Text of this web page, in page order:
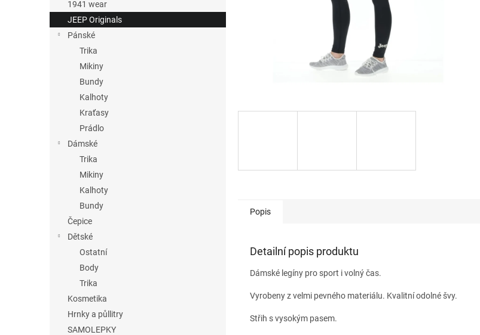
e
l
1941 wear
JEEP Originals
Pánské
Trika
Mikiny
Bundy
Kalhoty
Kraťasy
Prádlo
Dámské
Trika
Mikiny
Kalhoty
Bundy
Čepice
Dětské
Ostatní
Body
Trika
Kosmetika
Hrnky a půllitry
SAMOLEPKY
Popis
Detailní popis produktu
Dámské legíny pro sport i volný čas.
Vyrobeny z velmi pevného materiálu. Kvalitní odolné švy.
Střih s vysokým pasem.